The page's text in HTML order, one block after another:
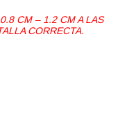
CM – 1.2 CM A LAS
CORRECTA.